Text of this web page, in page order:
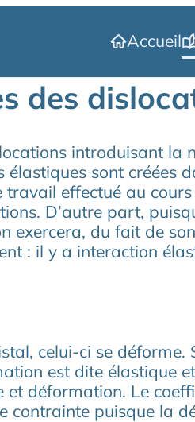
Accueil
des
introduisant la
sont créées
travail effectué au
D’autre part,
exercera, du fait de
: il y a interaction
celui-ci se
est dite élastique
déformation. Le
contrainte puisque la